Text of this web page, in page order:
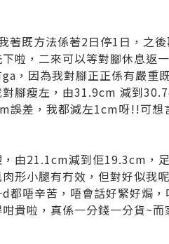
著既方法係著2日停1日，之
啦，二來可以等對腳休息返
，因為我對腳正正係有嚴重
對腳瘦左，由31.9cm 減到
誤差，我都減左1cm呀!!可
，由21.1cm減到佢19.3cm
形小腿有冇效，但對好似我
都唔辛苦，唔會話好緊好焗
貴啦，真係一分錢一分貨~